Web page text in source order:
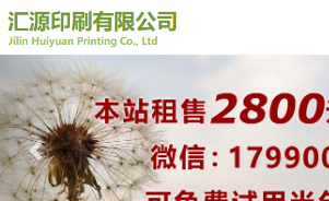
Previous